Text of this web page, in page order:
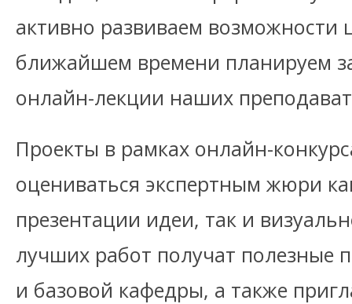
активно развиваем
ближайшем времени планируем
онлайн-лекции наших
Проекты в рамках онлайн-
оцениваться экспертным жюри
презентации идеи, так и
лучших работ получат полезные
и базовой кафедры, а также